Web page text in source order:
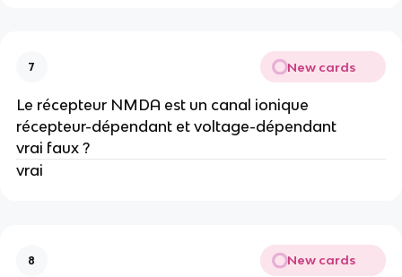
7 New cards
Le récepteur NMDA est un canal ionique
récepteur-dépendant et voltage-dépendant
vrai faux ?
vrai
8 New cards